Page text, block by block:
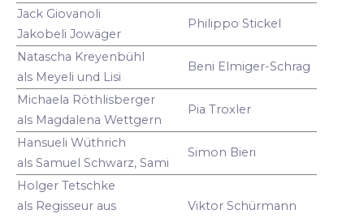
Jack Giovanoli
Jakobeli Jowäger
Philippo Stickel
Natascha Kreyenbühl
als Meyeli und Lisi
Beni Elmiger-Schrag
Michaela Röthlisberger
als Magdalena Wettgern
Pia Troxler
Hansueli Wüthrich
als Samuel Schwarz, Sami
Simon Bieri
Holger Tetschke
als Regisseur aus
Viktor Schürmann